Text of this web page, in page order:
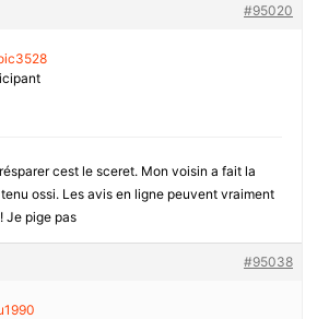
#95020
cest le sceret. Mon voisin a fait la
ossi. Les avis en ligne peuvent vraiment
! Je pige pas
#95038